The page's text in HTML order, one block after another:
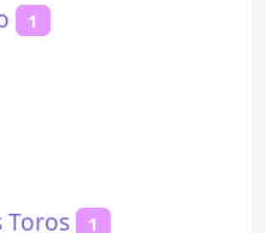
1
Toros 1